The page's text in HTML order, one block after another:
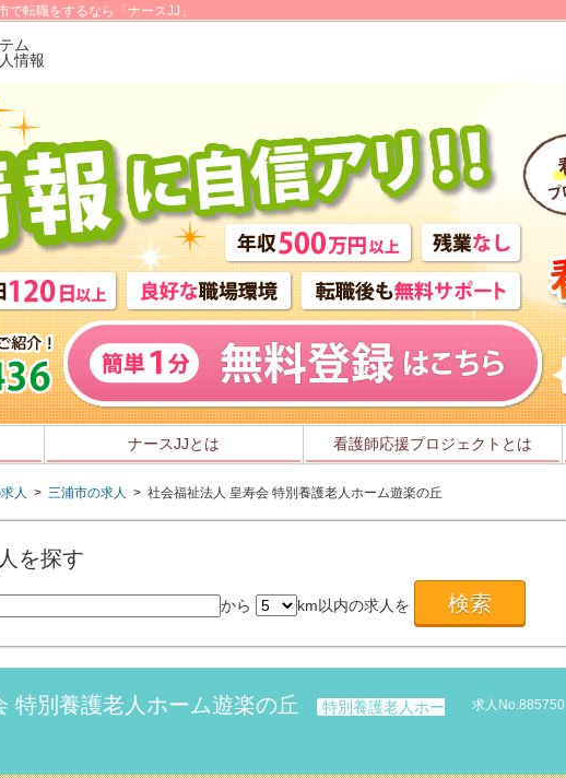
転職をするなら「ナースJJ」
ム
情報
ナースJJとは 看護師応援プロジェクトとは
人 > 三浦市の求人 > 社会福祉法人 皇寿会 特別養護老人ホーム遊楽の丘
を探す
から km以内の求人を
特別養護老人ホーム遊楽の丘
特別養護老人ホー
求人No.885750